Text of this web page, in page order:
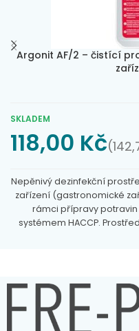
Argonit AF/2 – čistící
SKLADEM
118,00 Kč(
Nepěnivý dezinfekční
zařízení (gastronomické
rámci přípravy
systémem HACCP.
pistole není